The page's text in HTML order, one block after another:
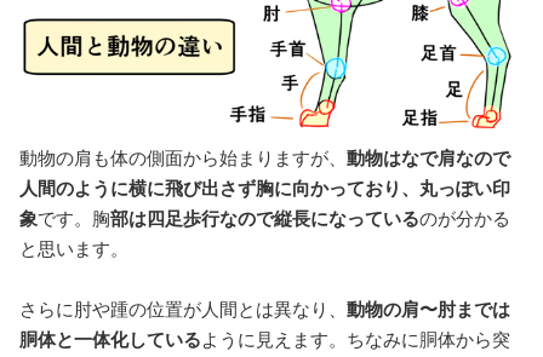
動物の肩も体の側面から始まりますが、 動物はなで肩なので
人間のように横に飛び出さず胸に向かっており、丸っぽい印
象です。胸部は四足歩行なので縦長になっているのが分かる
と思います。
さらに肘や踵の位置が人間とは異なり、 動物の肩〜肘までは
胴体と一体化しているように見えます。ちなみに胴体から突